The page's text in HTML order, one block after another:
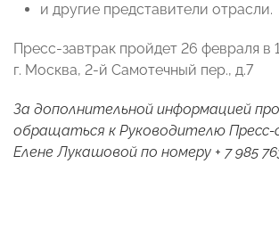
и другие представители отрасли.
Пресс-завтрак пройдет 26 февраля в
г. Москва, 2-й Самотечный пер., д.7
За дополнительной информацией
обращаться к Руководителю
Елене Лукашовой по номеру + 7 985